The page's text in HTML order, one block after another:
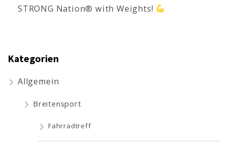
STRONG Nation® with Weights!
Kategorien
Allgemein
Breitensport
Fahrradtreff